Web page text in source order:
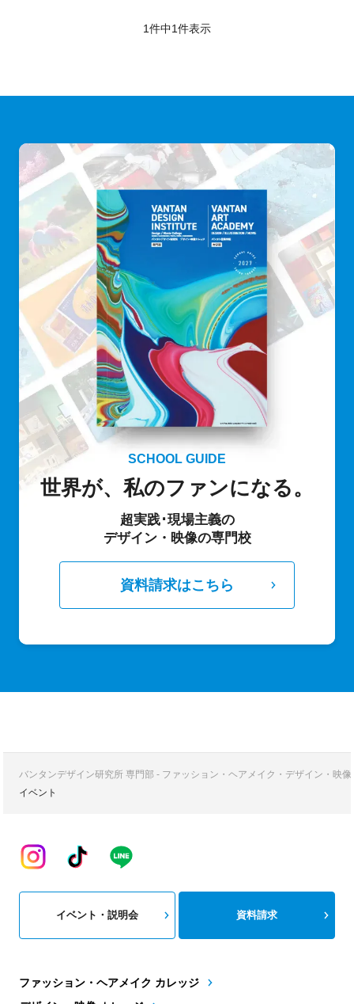
1件中1件表示
SCHOOL GUIDE
世界が、私のファンになる。
超実践･現場主義の
デザイン・映像の専門校
資料請求はこちら
バンタンデザイン研究所 専門部 - ファッション・ヘアメイク・デザイン・映
イベント
ファッション・ヘアメイク カレッジ
イベント・説明会 資料請求